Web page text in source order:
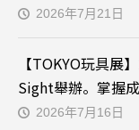
2026年7月21日
【TOKYO玩具展
Sight舉辦。掌握
2026年7月16日